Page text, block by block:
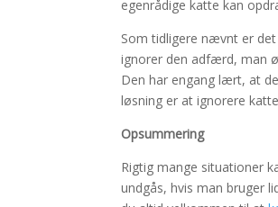
egenrådige katte kan
Som tidligere nævnt er
ignorer den adfærd, man
Den har engang lært, at
løsning er at ignorere
Opsummering
Rigtig mange situationer
undgås, hvis man bruger